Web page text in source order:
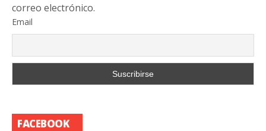
correo electrónico.
Email
FACEBOOK